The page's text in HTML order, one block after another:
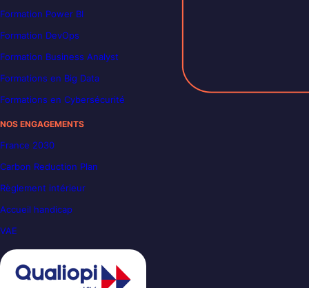
Formation Power BI
Formation DevOps
Formation Business Analyst
Formations en Big Data
Formations en Cybersécurité
NOS ENGAGEMENTS
France 2030
Carbon Reduction Plan
Règlement intérieur
Accueil handicap
VAE